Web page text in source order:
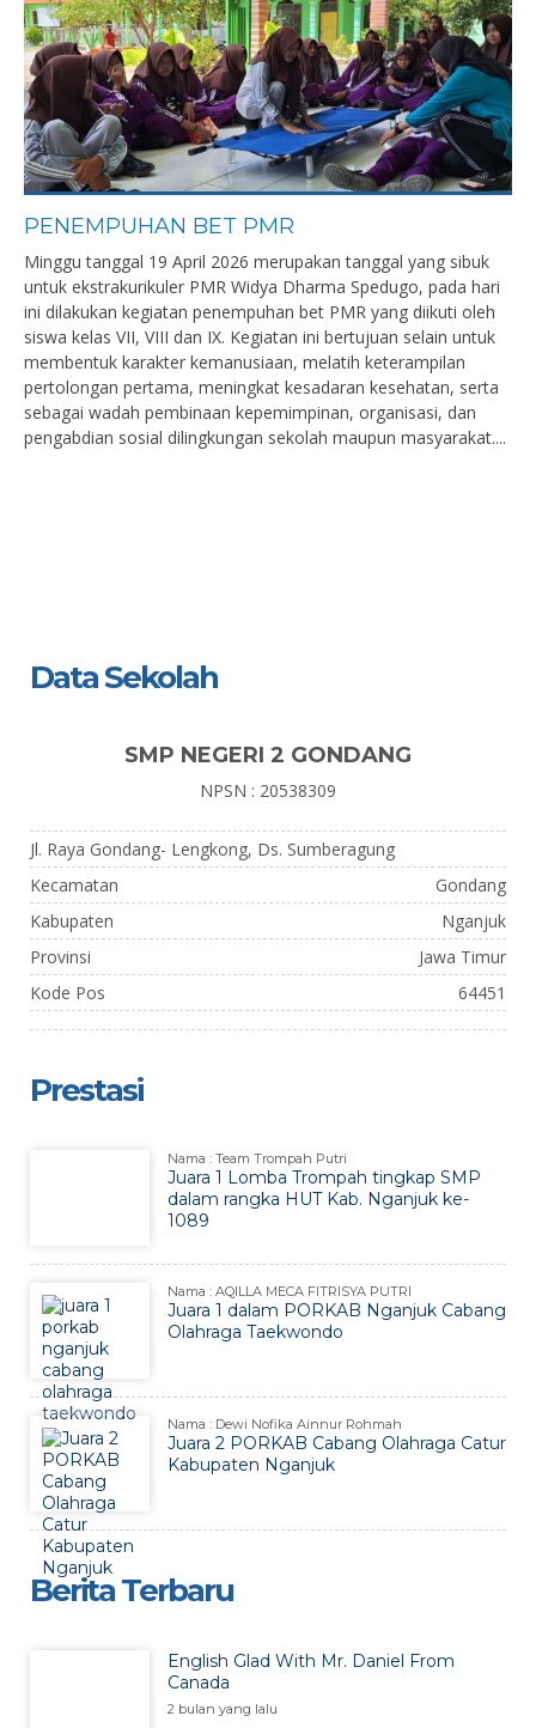
PENEMPUHAN BET PMR
Minggu tanggal 19 April 2026 merupakan tanggal yang sibuk
untuk ekstrakurikuler PMR Widya Dharma Spedugo, pada hari
ini dilakukan kegiatan penempuhan bet PMR yang diikuti oleh
siswa kelas VII, VIII dan IX. Kegiatan ini bertujuan selain untuk
membentuk karakter kemanusiaan, melatih keterampilan
pertolongan pertama, meningkat kesadaran kesehatan, serta
sebagai wadah pembinaan kepemimpinan, organisasi, dan
pengabdian sosial dilingkungan sekolah maupun masyarakat....
Data Sekolah
SMP NEGERI 2 GONDANG
NPSN : 20538309
Jl. Raya Gondang- Lengkong, Ds. Sumberagung
Kecamatan
Gondang
Kabupaten
Nganjuk
Provinsi
Jawa Timur
Kode Pos
64451
Prestasi
Nama : Team Trompah Putri
Juara 1 Lomba Trompah tingkap SMP
dalam rangka HUT Kab. Nganjuk ke-
1089
Nama : AQILLA MECA FITRISYA PUTRI
Juara 1 dalam PORKAB Nganjuk Cabang
Olahraga Taekwondo
Nama : Dewi Nofika Ainnur Rohmah
Juara 2 PORKAB Cabang Olahraga Catur
Kabupaten Nganjuk
Berita Terbaru
English Glad With Mr. Daniel From
Canada
2 bulan yang lalu